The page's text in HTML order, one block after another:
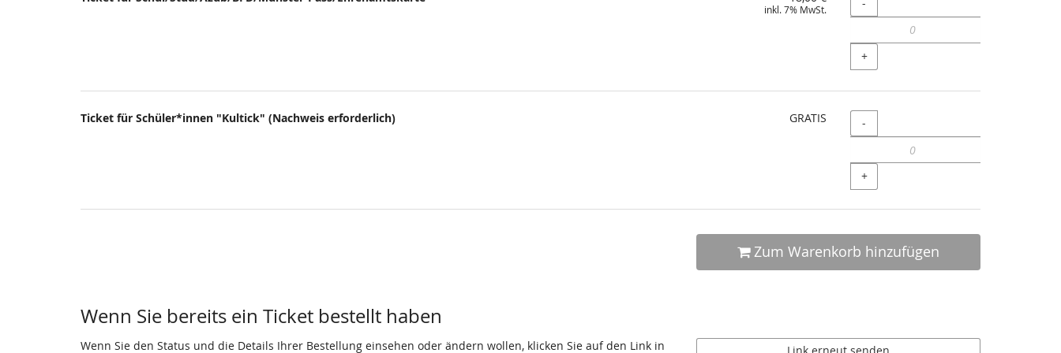
inkl. 7% MwSt.
+
Ticket für Schüler*innen "Kultick" (Nachweis erforderlich) GRATIS Menge
-
+
Zum Warenkorb hinzufügen
Wenn Sie bereits ein Ticket bestellt haben
Wenn Sie den Status und die Details Ihrer Bestellung einsehen oder ändern wollen, klicken Sie auf den Link in